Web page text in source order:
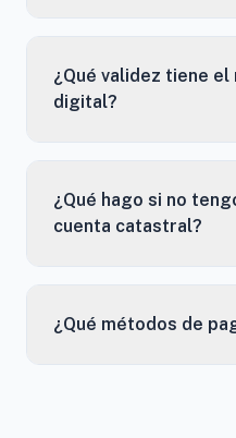
¿Qué validez tiene
digital?
¿Qué hago si no
cuenta catastral?
¿Qué métodos de